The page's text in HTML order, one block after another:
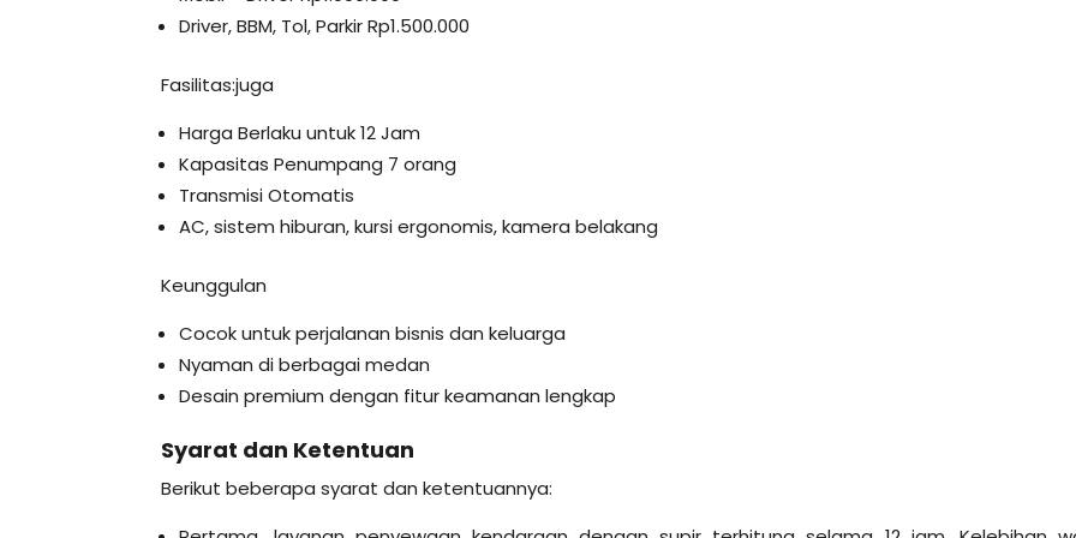
Driver, BBM, Tol, Parkir Rp1.500.000
Fasilitas:juga
Harga Berlaku untuk 12 Jam
Kapasitas Penumpang 7 orang
Transmisi Otomatis
AC, sistem hiburan, kursi ergonomis, kamera belakang
Keunggulan
Cocok untuk perjalanan bisnis dan keluarga
Nyaman di berbagai medan
Desain premium dengan fitur keamanan lengkap
Syarat dan Ketentuan
Berikut beberapa syarat dan ketentuannya: